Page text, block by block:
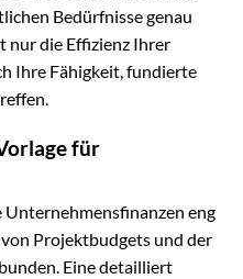
Bedürfnisse genau
nur die Effizienz Ihrer
Ihre Fähigkeit, fundierte
für
eng
Projektbudgets und der
Eine detailliert